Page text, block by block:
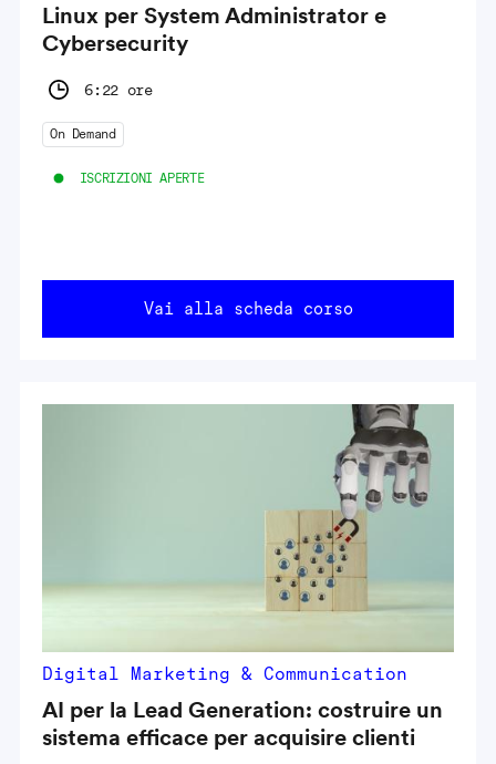
Linux per System Administrator e
Cybersecurity
6:22 ore
On Demand
ISCRIZIONI APERTE
Vai alla scheda corso
Digital Marketing & Communication
AI per la Lead Generation: costruire un
sistema efficace per acquisire clienti